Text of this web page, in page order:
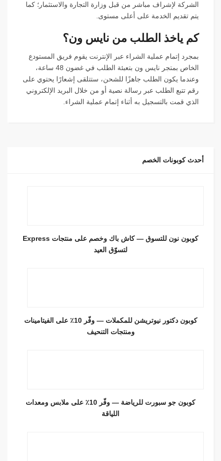
الشركة لإشراف مباشر من قبل وزارة التجارة والاستثمار؛ كما
يتم تقديم الخدمة على أعلى مستوى.
كم ياخذ الطلب من نايس ون؟
بمجرد إتمام عملية الشراء عبر الإنترنت يقوم فريق المستودع
الخاص بمتجر نايس ون بتعبئة الطلب في غضون 48 ساعة،
وعندما يكون الطلب جاهزًا للشحن، ستتلقى إشعارًا يحتوي على
رقم تتبع الطلب عبر رسالة نصية أو من خلال البريد الإلكتروني
الذي قمت بالتسجيل به أثناء إتمام عملية الشراء.
أحدث كوبونات الخصم
كوبون نون للتسوق — كاش باك وخصم على منتجات Express
لتسوّق العيد
كوبون دكتور نيوتريشن للمكملات — وفّر 10٪ على الفيتامينات
ومنتجات التنحيف
كوبون جو سبورت للرياضة — وفّر 10٪ على ملابس ومعدات
اللياقة